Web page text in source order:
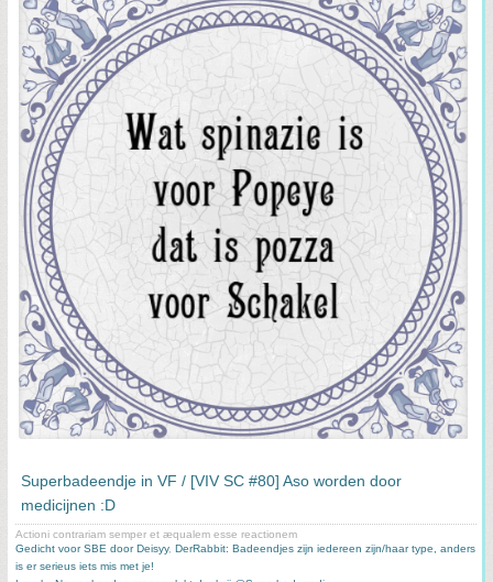
Superbadeendje in VF / [VIV SC #80] Aso worden door
medicijnen :D
Actioni contrariam semper et æqualem esse reactionem
Gedicht voor SBE door Deisyy, DerRabbit: Badeendjes zijn iedereen zijn/haar type, anders
is er serieus iets mis met je!